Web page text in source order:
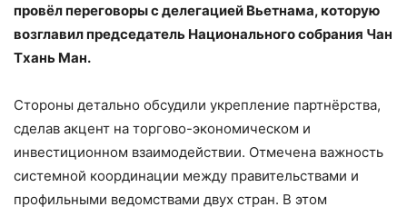
провёл переговоры с делегацией Вьетнама, которую
возглавил председатель Национального собрания Чан
Тхань Ман.
Стороны детально обсудили укрепление партнёрства,
сделав акцент на торгово-экономическом и
инвестиционном взаимодействии. Отмечена важность
системной координации между правительствами и
профильными ведомствами двух стран. В этом